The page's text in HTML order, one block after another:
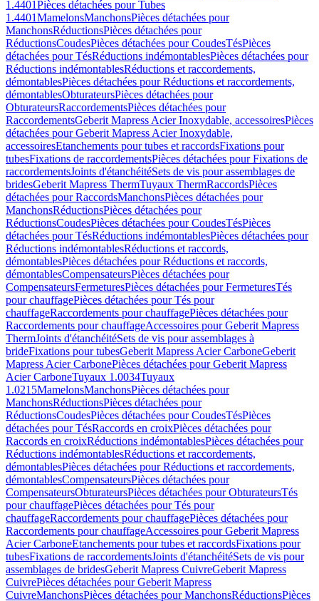
1.4401Pièces détachées pour Tubes
1.4401MamelonsManchonsPièces détachées pour
ManchonsRéductionsPièces détachées pour
RéductionsCoudesPièces détachées pour CoudesTésPièces
détachées pour TésRéductions indémontablesPièces détachées pour
Réductions indémontablesRéductions et raccordements,
démontablesPièces détachées pour Réductions et raccordements,
démontablesObturateursPièces détachées pour
ObturateursRaccordementsPièces détachées pour
RaccordementsGeberit Mapress Acier Inoxydable, accessoiresPièces
détachées pour Geberit Mapress Acier Inoxydable,
accessoiresEtanchements pour tubes et raccordsFixations pour
tubesFixations de raccordementsPièces détachées pour Fixations de
raccordementsJoints d'étanchéitéSets de vis pour assemblages de
bridesGeberit Mapress ThermTuyaux ThermRaccordsPièces
détachées pour RaccordsManchonsPièces détachées pour
ManchonsRéductionsPièces détachées pour
RéductionsCoudesPièces détachées pour CoudesTésPièces
détachées pour TésRéductions indémontablesPièces détachées pour
Réductions indémontablesRéductions et raccords,
démontablesPièces détachées pour Réductions et raccords,
démontablesCompensateursPièces détachées pour
CompensateursFermeturesPièces détachées pour FermeturesTés
pour chauffagePièces détachées pour Tés pour
chauffageRaccordements pour chauffagePièces détachées pour
Raccordements pour chauffageAccessoires pour Geberit Mapress
ThermJoints d'étanchéitéSets de vis pour assemblages à
brideFixations pour tubesGeberit Mapress Acier CarboneGeberit
Mapress Acier CarbonePièces détachées pour Geberit Mapress
Acier CarboneTuyaux 1.0034Tuyaux
1.0215MamelonsManchonsPièces détachées pour
ManchonsRéductionsPièces détachées pour
RéductionsCoudesPièces détachées pour CoudesTésPièces
détachées pour TésRaccords en croixPièces détachées pour
Raccords en croixRéductions indémontablesPièces détachées pour
Réductions indémontablesRéductions et raccordements,
démontablesPièces détachées pour Réductions et raccordements,
démontablesCompensateursPièces détachées pour
CompensateursObturateursPièces détachées pour ObturateursTés
pour chauffagePièces détachées pour Tés pour
chauffageRaccordements pour chauffagePièces détachées pour
Raccordements pour chauffageAccessoires pour Geberit Mapress
Acier CarboneEtanchements pour tubes et raccordsFixations pour
tubesFixations de raccordementsJoints d'étanchéitéSets de vis pour
assemblages de bridesGeberit Mapress CuivreGeberit Mapress
CuivrePièces détachées pour Geberit Mapress
CuivreManchonsPièces détachées pour ManchonsRéductionsPièces